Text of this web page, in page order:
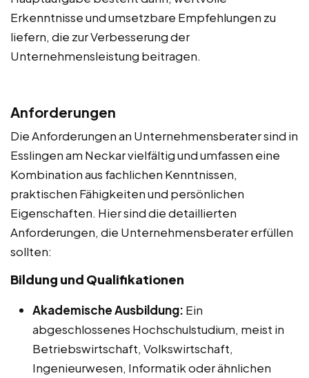
Erkenntnisse und umsetzbare Empfehlungen zu
liefern, die zur Verbesserung der
Unternehmensleistung beitragen.
Anforderungen
Die Anforderungen an Unternehmensberater sind in
Esslingen am Neckar vielfältig und umfassen eine
Kombination aus fachlichen Kenntnissen,
praktischen Fähigkeiten und persönlichen
Eigenschaften. Hier sind die detaillierten
Anforderungen, die Unternehmensberater erfüllen
sollten:
Bildung und Qualifikationen
Akademische Ausbildung: Ein
abgeschlossenes Hochschulstudium, meist in
Betriebswirtschaft, Volkswirtschaft,
Ingenieurwesen, Informatik oder ähnlichen